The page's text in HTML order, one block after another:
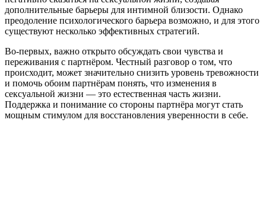
дополнительные барьеры для интимной близости. Однако
преодоление психологического барьера возможно, и для этого
существуют несколько эффективных стратегий.
Во-первых, важно открыто обсуждать свои чувства и
переживания с партнёром. Честный разговор о том, что
происходит, может значительно снизить уровень тревожности
и помочь обоим партнёрам понять, что изменения в
сексуальной жизни — это естественная часть жизни.
Поддержка и понимание со стороны партнёра могут стать
мощным стимулом для восстановления уверенности в себе.